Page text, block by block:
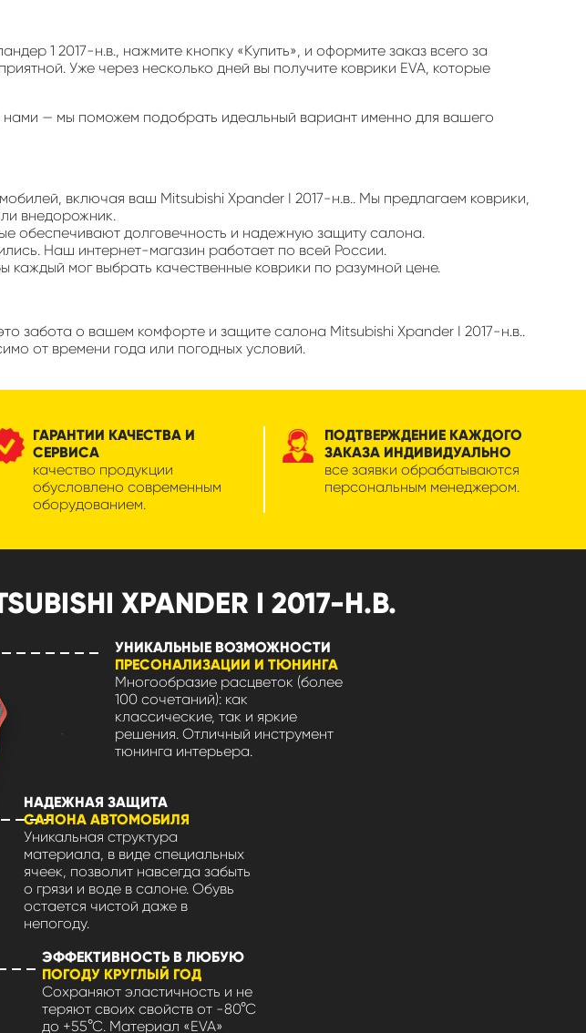
1 2017-н.в., нажмите кнопку «Купить», и оформите заказ всего за
Уже через несколько дней вы получите коврики EVA, которые
нами — мы поможем подобрать идеальный вариант именно для вашего
включая ваш Mitsubishi Xpander I 2017-н.в.. Мы предлагаем коврики,
внедорожник.
обеспечивают долговечность и надежную защиту салона.
Наш интернет-магазин работает по всей России.
каждый мог выбрать качественные коврики по разумной цене.
забота о вашем комфорте и защите салона Mitsubishi Xpander I 2017-н.в..
от времени года или погодных условий.
ГАРАНТИИ КАЧЕСТВА И
СЕРВИСА
качество продукции
обусловлено современным
оборудованием.
ПОДТВЕРЖДЕНИЕ КАЖДОГО
ЗАКАЗА ИНДИВИДУАЛЬНО
все заявки обрабатываются
персональным менеджером.
XPANDER I 2017-Н.В.
УНИКАЛЬНЫЕ ВОЗМОЖНОСТИ
ПРЕСОНАЛИЗАЦИИ И ТЮНИНГА
Многообразие расцветок (более
100 сочетаний): как
классические, так и яркие
решения. Отличный инструмент
тюнинга интерьера.
НАДЕЖНАЯ ЗАЩИТА
САЛОНА АВТОМОБИЛЯ
Уникальная структура
материала, в виде специальных
ячеек, позволит навсегда забыть
о грязи и воде в салоне. Обувь
остается чистой даже в
непогоду.
ЭФФЕКТИВНОСТЬ В ЛЮБУЮ
ПОГОДУ КРУГЛЫЙ ГОД
Сохраняют эластичность и не
теряют своих свойств от -80°С
до +55°С. Материал «EVA»